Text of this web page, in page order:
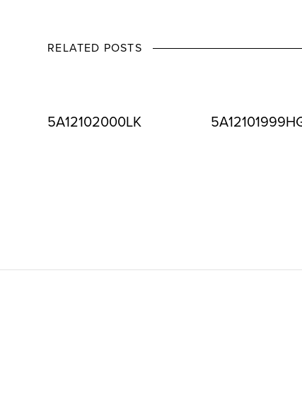
RELATED POSTS
5A12102000LK